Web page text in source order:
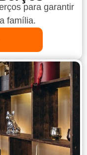
para garantir
família.